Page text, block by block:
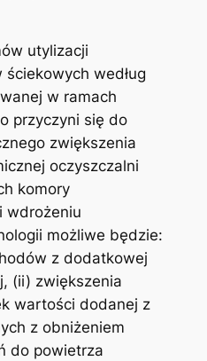
utylizacji
według
w ramach
przyczyni się do
zwiększenia
oczyszczalni
komory
wdrożeniu
możliwe będzie:
z dodatkowej
(ii) zwiększenia
wartości dodanej z
z obniżeniem
do powietrza